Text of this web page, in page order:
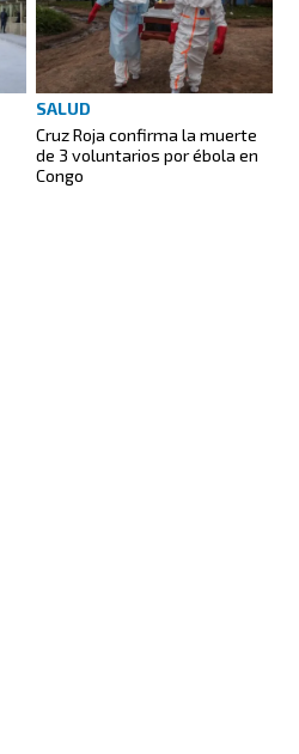
SALUD
Cruz Roja confirma la muerte
de 3 voluntarios por ébola en
Congo